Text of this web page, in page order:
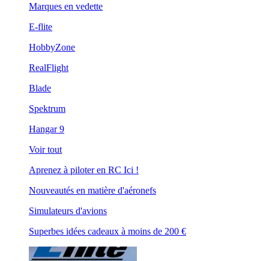
Marques en vedette
E-flite
HobbyZone
RealFlight
Blade
Spektrum
Hangar 9
Voir tout
Aprenez à piloter en RC Ici !
Nouveautés en matière d'aéronefs
Simulateurs d'avions
Superbes idées cadeaux à moins de 200 €